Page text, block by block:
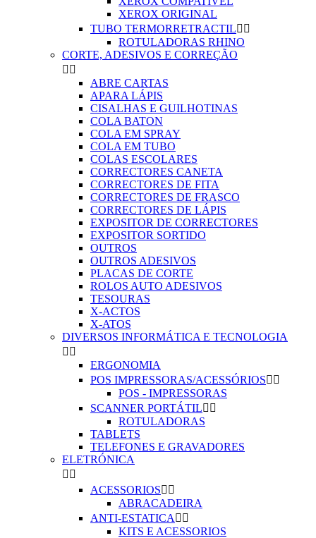
XEROX ORIGINAL
TUBO TERMORRETRACTIL 
ROTULADORAS RHINO
CORTE, ADESIVOS E CORREÇÃO
 
ABRE CARTAS
APARA LÁPIS
CISALHAS E GUILHOTINAS
COLA BATON
COLA EM SPRAY
COLA EM TUBO
COLAS ESCOLARES
CORRECTORES CANETA
CORRECTORES DE FITA
CORRECTORES DE FRASCO
CORRECTORES DE LÁPIS
EXPOSITOR DE CORRECTORES
EXPOSITOR SORTIDO
OUTROS
OUTROS ADESIVOS
PLACAS DE CORTE
ROLOS AUTO ADESIVOS
TESOURAS
X-ACTOS
X-ATOS
DIVERSOS INFORMÁTICA E TECNOLOGIA
 
ERGONOMIA
POS IMPRESSORAS/ACESSÓRIOS 
POS - IMPRESSORAS
SCANNER PORTÁTIL 
ROTULADORAS
TABLETS
TELEFONES E GRAVADORES
ELETRÓNICA
 
ACESSORIOS 
ABRACADEIRA
ANTI-ESTATICA  
KITS E ACESSORIOS